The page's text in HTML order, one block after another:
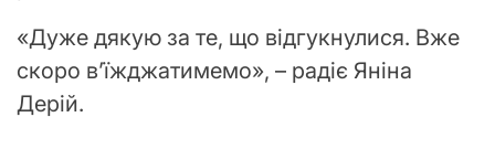
«Дуже дякую за те, що відгукнулися. Вже
скоро вʼїжджатимемо», – радіє Яніна
Дерій.